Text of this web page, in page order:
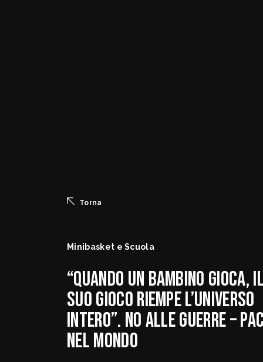
Torna
Minibasket e Scuola
“Quando un bambino gioca,
suo gioco riempe l’Universo
intero”. No alle Guerre –
nel Mondo